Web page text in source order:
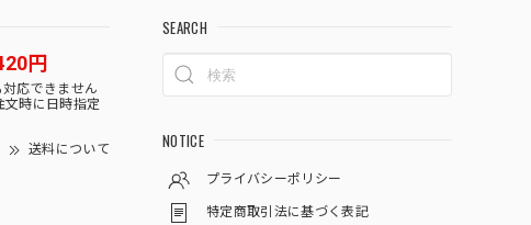
円
応できません
文時に日時指定
送料について
SEARCH
NOTICE
プライバシーポリシー
特定商取引法に基づく表記